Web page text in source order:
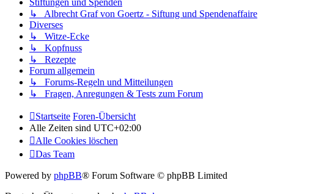
Stiftungen und Spenden
↳ Albrecht Graf von Goertz - Siftung und Spendenaffaire
Diverses
↳ Witze-Ecke
↳ Kopfnuss
↳ Rezepte
Forum allgemein
↳ Forums-Regeln und Mitteilungen
↳ Fragen, Anregungen & Tests zum Forum
Startseite Foren-Übersicht
Alle Zeiten sind UTC+02:00
Alle Cookies löschen
Das Team
Powered by phpBB® Forum Software © phpBB Limited